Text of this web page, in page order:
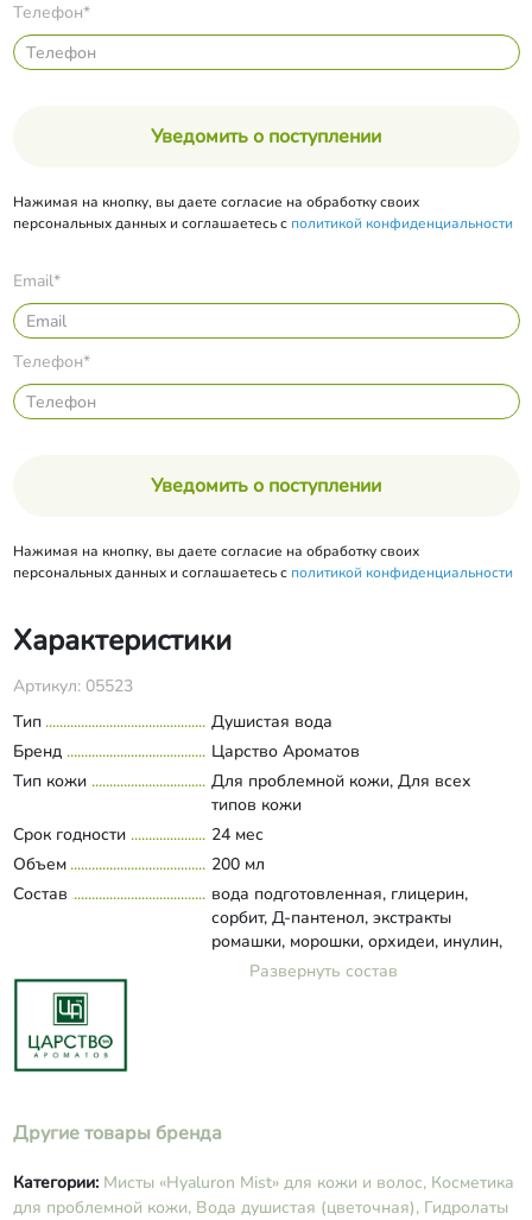
Телефон*
Уведомить о поступлении
Нажимая на кнопку, вы даете согласие на обработку своих
персональных данных и соглашаетесь с политикой конфиденциальности
Email*
Телефон*
Уведомить о поступлении
Нажимая на кнопку, вы даете согласие на обработку своих
персональных данных и соглашаетесь с политикой конфиденциальности
Характеристики
Артикул: 05523
Тип
Душистая вода
Бренд
Царство Ароматов
Тип кожи
Для проблемной кожи, Для всех
типов кожи
Срок годности
24 мес
Объем
200 мл
Состав
вода подготовленная, глицерин,
сорбит, Д-пантенол, экстракты
ромашки, морошки, орхидеи, инулин,
эластин, ПЭГ-8 масло бабассу,
натрия+глюконат кальция, масла
розмарина, литсеи кубеба, мелиссы
(лимонен, цитраль).
Развернуть состав
Другие товары бренда
Категории: Мисты «Hyaluron Mist» для кожи и волос, Косметика
для проблемной кожи, Вода душистая (цветочная), Гидролаты